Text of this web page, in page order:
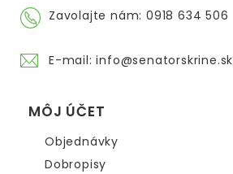
Zavolajte nám:0918 634 506
E-mail:info@senatorskrine.sk
MÔJ ÚČET
Objednávky
Dobropisy